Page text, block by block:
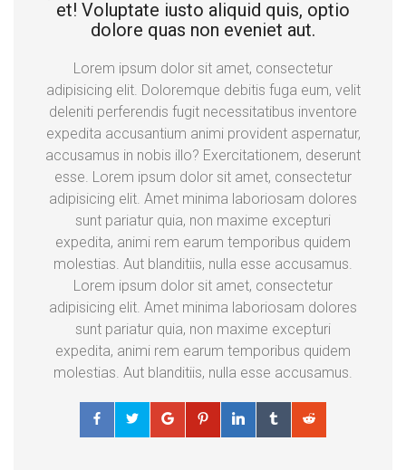
et! Voluptate iusto aliquid quis, optio
dolore quas non eveniet aut.
Lorem ipsum dolor sit amet, consectetur
adipisicing elit. Doloremque debitis fuga eum, velit
deleniti perferendis fugit necessitatibus inventore
expedita accusantium animi provident aspernatur,
accusamus in nobis illo? Exercitationem, deserunt
esse. Lorem ipsum dolor sit amet, consectetur
adipisicing elit. Amet minima laboriosam dolores
sunt pariatur quia, non maxime excepturi
expedita, animi rem earum temporibus quidem
molestias. Aut blanditiis, nulla esse accusamus.
Lorem ipsum dolor sit amet, consectetur
adipisicing elit. Amet minima laboriosam dolores
sunt pariatur quia, non maxime excepturi
expedita, animi rem earum temporibus quidem
molestias. Aut blanditiis, nulla esse accusamus.